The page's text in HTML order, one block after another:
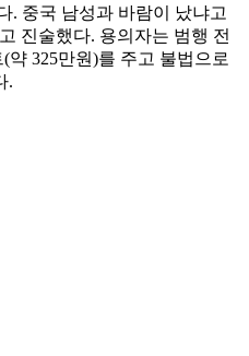
. 중국 남성과 바람이 났냐고
진술했다. 용의자는 범행 전
약 325만원)를 주고 불법으로
.